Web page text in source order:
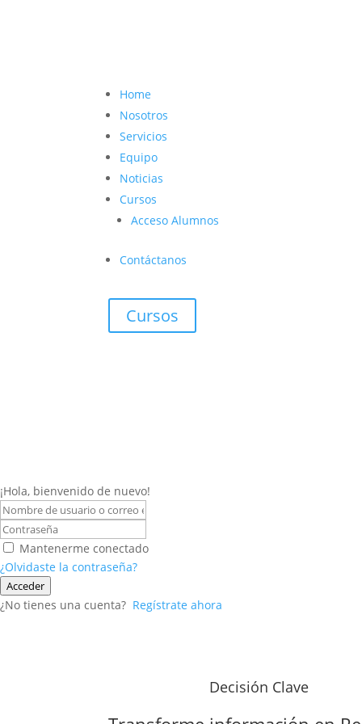
Home
Nosotros
Servicios
Equipo
Noticias
Cursos
Acceso Alumnos
Contáctanos
Cursos
¡Hola, bienvenido de nuevo!
Mantenerme conectado
¿Olvidaste la contraseña?
Acceder
¿No tienes una cuenta? Regístrate ahora
Decisión Clave